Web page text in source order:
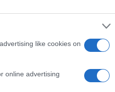
like cookies on
online advertising